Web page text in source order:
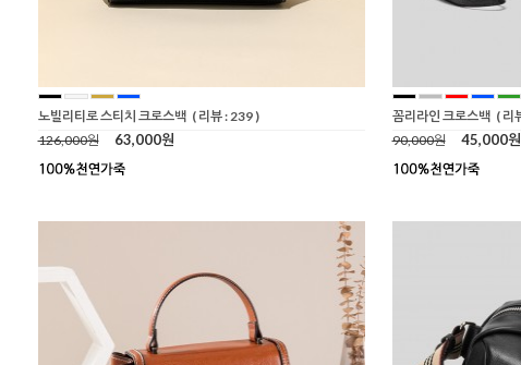
노빌리티로 스티치 크로스백 ( 리뷰 : 239 )
126,000원
63,000원
꼼리라인 크로스백 ( 리
90,000원
45,000원